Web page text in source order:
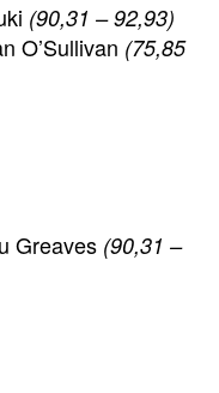
(90,31 – 92,93)
O’Sullivan (75,85
Greaves (90,31 –